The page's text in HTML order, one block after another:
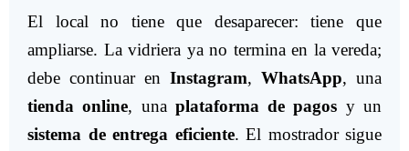
El local no tiene que desaparecer: tiene que
ampliarse. La vidriera ya no termina en la vereda;
debe continuar en Instagram, WhatsApp, una
tienda online, una plataforma de pagos y un
sistema de entrega eficiente. El mostrador sigue